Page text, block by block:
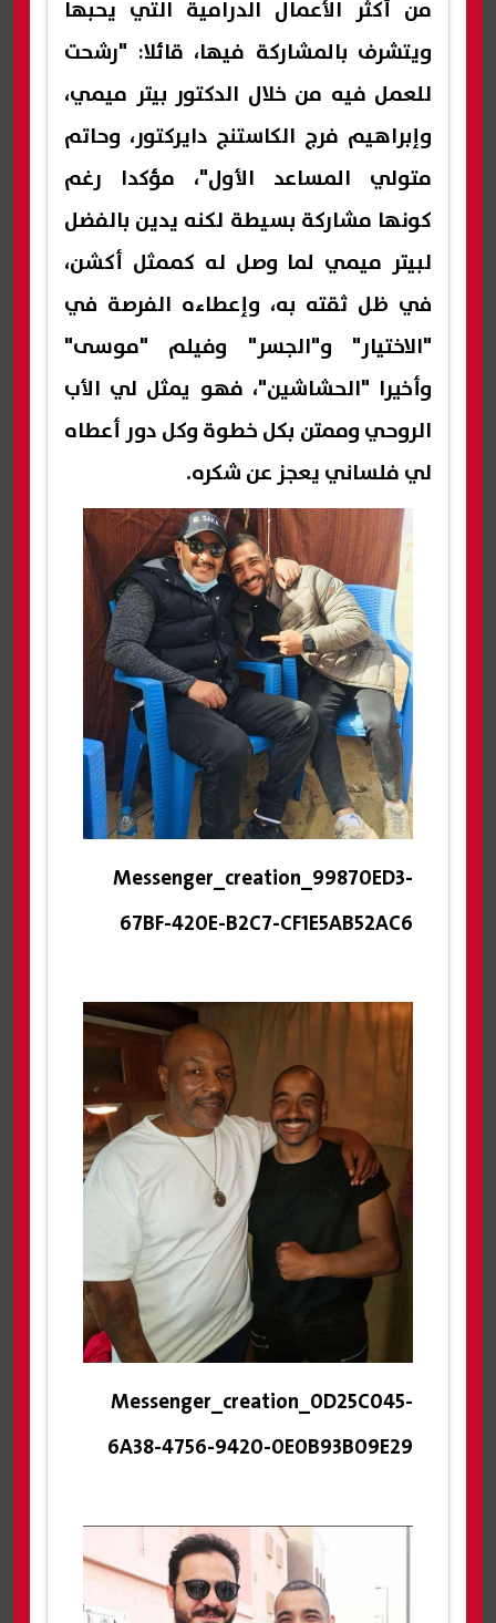
من أكثر الأعمال الدرامية التي يحبها
ويتشرف بالمشاركة فيها، قائلا: "رشحت
للعمل فيه من خلال الدكتور بيتر ميمي،
وإبراهيم فرج الكاستنج دايركتور، وحاتم
متولي المساعد الأول"، مؤكدا رغم
كونها مشاركة بسيطة لكنه يدين بالفضل
لبيتر ميمي لما وصل له كممثل أكشن،
في ظل ثقته به، وإعطاءه الفرصة في
"الاختيار" و"الجسر" وفيلم "موسى"
وأخيرا "الحشاشين"، فهو يمثل لي الأب
الروحي وممتن بكل خطوة وكل دور أعطاه
لي فلساني يعجز عن شكره.
Messenger_creation_99870ED3-
67BF-420E-B2C7-CF1E5AB52AC6
Messenger_creation_0D25C045-
6A38-4756-9420-0E0B93B09E29